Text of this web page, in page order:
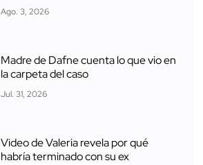
Ago. 3, 2026
Madre de Dafne cuenta lo que vio en
la carpeta del caso
Jul. 31, 2026
Video de Valeria revela por qué
habría terminado con su ex